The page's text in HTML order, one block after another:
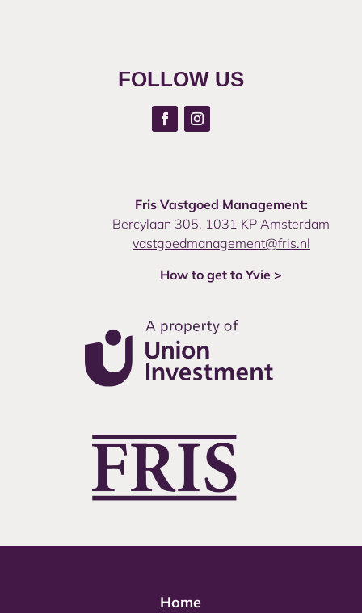
FOLLOW US
Fris Vastgoed Management:
Bercylaan 305, 1031 KP Amsterdam
vastgoedmanagement@fris.nl
How to get to Yvie >
Home